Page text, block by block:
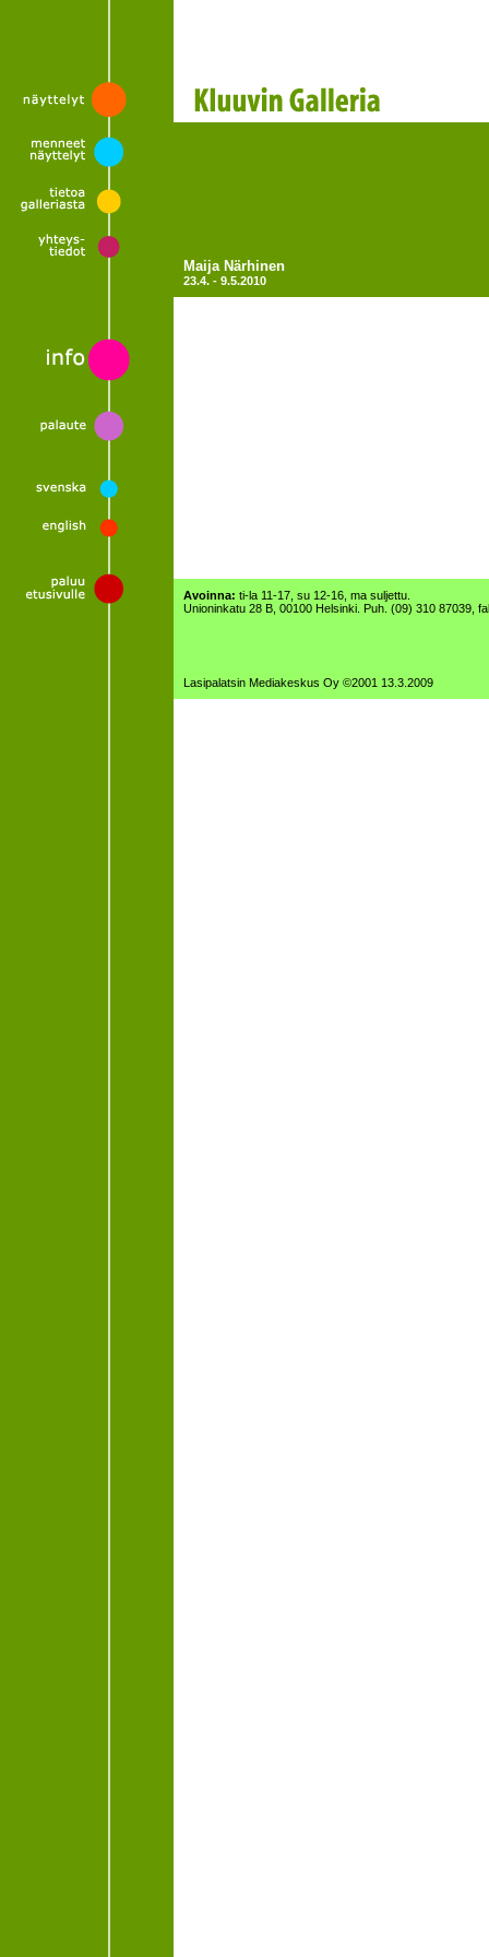
Maija Närhinen
23.4. - 9.5.2010
Avoinna: ti-la 11-17, su 12-16, ma suljettu.
Unioninkatu 28 B, 00100 Helsinki. Puh. (09) 310 87039,
Lasipalatsin Mediakeskus Oy ©2001 13.3.2009